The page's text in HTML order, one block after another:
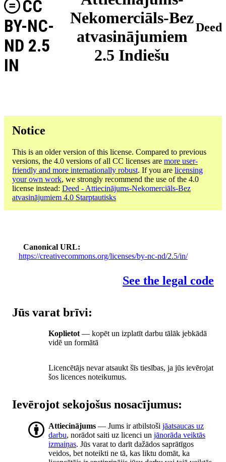
Nekomerciāls-Bez
atvasinājumiem
2.5 Indiešu
CC
BY-NC-
ND 2.5
IN
Deed
Notice
This is an older version of this license. Compared to previous
versions, the 4.0 versions of all CC licenses are more user-
friendly and more internationally robust. If you are licensing
your own work, we strongly recommend the use of the 4.0
license instead: Deed - Attiecinājums-Nekomerciāls-Bez
atvasinājumiem 4.0 Starptautisks
Canonical URL
https://creativecommons.org/licenses/by-nc-nd/2.5/in/
See the legal code
Jūs varat brīvi:
Koplietot— kopēt un izplatīt darbu tālāk jebkādā
vidē un formātā
Licencētājs nevar atsaukt šīs tiesības, ja jūs ievērojat
šos licences noteikumus.
Ievērojot sekojošus nosacījumus:
Attiecinājums — Jums ir atbilstoši jāatsaucas uz
darbu, norādot saiti uz licenci un jānorāda veiktās
izmaiņas. Jūs varat to darīt dažādos saprātīgos
veidos, bet noteikti ne tā, kas liktu domāt, ka